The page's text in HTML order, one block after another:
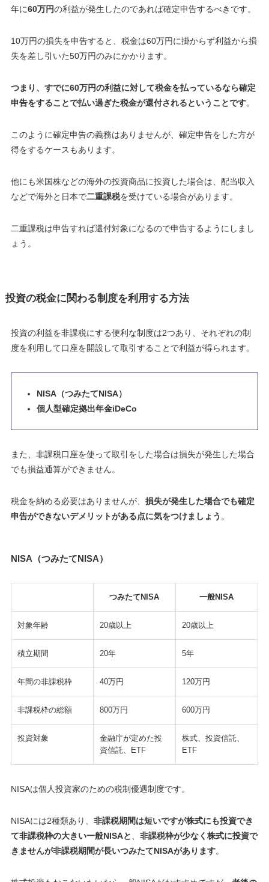
年に60万円の利益が発生したのであれば確定申告するべきです。
10万円の損失を申告すると、 税金は60万円に掛からず利益から損
失を差し引いた50万円のみにかかります。
つまり、すでに60万円の利益に対して税金を払っているなら確定
申告をすることで払い過ぎた税金が還付されるということです。
このように確定申告の義務はありませんが、確定申告をした方が
得をするケースもあります。
他にも米国株などの海外の投資商品に投資した場合は、配当収入
などで海外と日本で二重課税を受けている場合があります。
二重課税は申告すれば還付対象になるので申告するようにしまし
ょう 。
投資の税金に関わる制度を利用する方法
投資の利益を非課税にする便利な制度は2つあり、それぞれの制
度を利用して口座を開設して取引することで利益が得られます。
NISA（つみたてNISA）
個人型確定拠出年金iDeCo
また、非課税口座を使って取引をした場合は損失が発生した場合
でも損益通算ができません。
税金を納める必要はありませんが、 損失が発生した場合でも確定
申告ができないデメリットがある点に気をつけましょう 。
NISA（つみたてNISA）
つみたてNISA 一般NISA
対象年齢 20歳以上 20歳以上
積立期間 20年 5年
年間の非課税枠 40万円 120万円
非課税枠の総額 800万円 600万円
投資対象
金融庁が定めた投
資信託、ETF
株式、投資信託、
ETF
NISAは個人投資家のための税制優遇制度です。
NISAには2種類あり、 非課税期間は短いですが株式にも投資でき
て非課税枠の大きい一般NISAと、 非課税枠が少なく株式に投資で
きませんが非課税期間が長いつみたてNISAがあります。